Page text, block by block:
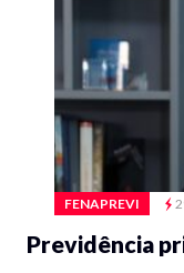
FENAPREVI
Previdência